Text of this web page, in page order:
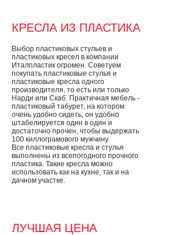
КРЕСЛА ИЗ ПЛАСТИКА
Выбор пластиковых стульев и
пластиковых кресел в компании
Италпластик огромен. Советуем
покупать пластиковые стулья и
пластиковые кресла одного
производителя, то есть или только
Нарди или Скаб. Практичная мебель -
пластиковый табурет, на котором
очень удобно сидеть, он удобно
штабелируется один в один и
достаточно прочен, чтобы выдержать
100 киллограмового мужчину.
Все пластиковые кресла и стулья
выполнены из всепогодного прочного
пластика. Такие кресла можно
использовать как на кухне, так и на
дачном участке.
ЛУЧШАЯ ЦЕНА